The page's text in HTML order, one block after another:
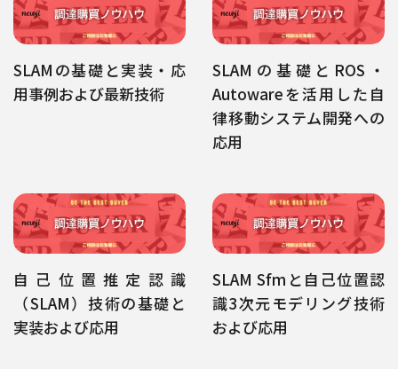
SLAMの基礎と実装・応
用事例および最新技術
SLAMの基礎とROS・
Autowareを活用した自
律移動システム開発への
応用
自己位置推定認識
（SLAM）技術の基礎と
実装および応用
SLAM Sfmと自己位置認
識3次元モデリング技術
および応用